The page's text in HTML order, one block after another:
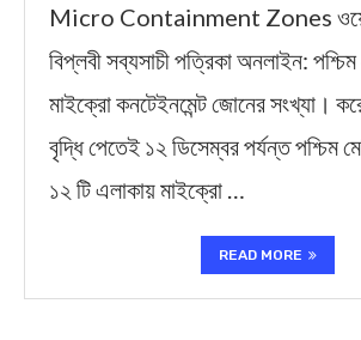
Micro Containment Zones
বিপ্লবী সব্যসাচী পত্রিকা অনলাইন:
মাইক্রো কনটেইনমেন্ট জোনের সংখ্যা।
বৃদ্ধি পেতেই ১২ ডিসেম্বর পর্যন্ত পশ্চিম
১২ টি এলাকায় মাইক্রো …
READ MORE